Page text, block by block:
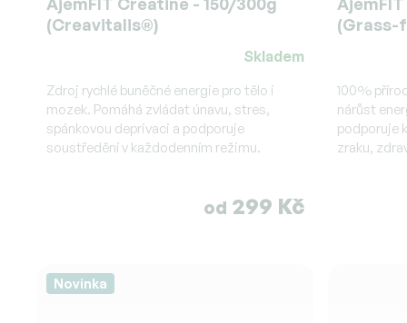
(Creavitalis®)
hodnocení
produktu
je
5,0
Skladem
od 299 Kč
Zdroj rychlé buněčné energie pro tělo i
mozek. Pomáhá zvládat únavu, stres,
spánkovou deprivaci a podporuje
soustředění v každodenním režimu.
(Grass-
hodnocení
produktu
je
4,7
100%
nárůst
podporuje
zraku,
Novinka